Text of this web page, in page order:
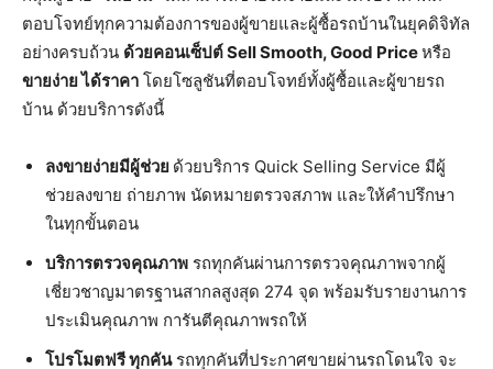
ตอบโจทย์ทุกความต้องการของผู้ขายและผู้ซื้อรถบ้านในยุคดิจิทัล
อย่างครบถ้วน ด้วยคอนเซ็ปต์Sell Smooth, Good Priceหรือ
ขายง่าย ได้ราคา โดยโซลูชันที่ตอบโจทย์ทั้งผู้ซื้อและผู้ขายรถ
บ้าน ด้วยบริการดังนี้
ลงขายง่ายมีผู้ช่วย ด้วยบริการ Quick Selling Service มีผู้
ช่วยลงขาย ถ่ายภาพ นัดหมายตรวจสภาพ และให้คำปรึกษา
ในทุกขั้นตอน
บริการตรวจคุณภาพ รถทุกคันผ่านการตรวจคุณภาพจากผู้
เชี่ยวชาญมาตรฐานสากลสูงสุด 274 จุด พร้อมรับรายงานการ
ประเมินคุณภาพ การันตีคุณภาพรถให้
โปรโมตฟรี ทุกคันรถทุกคันที่ประกาศขายผ่านรถโดนใจ จะ